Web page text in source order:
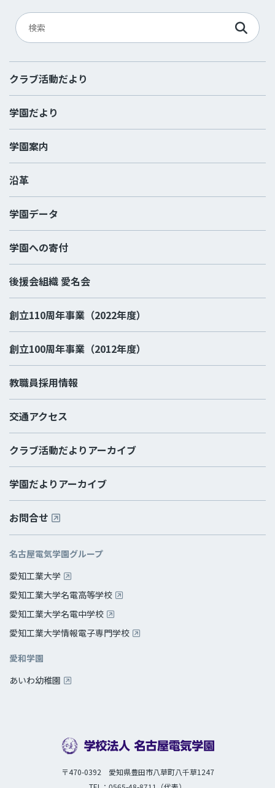
クラブ活動だより
学園だより
学園案内
沿革
学園データ
学園への寄付
後援会組織 愛名会
創立110周年事業（2022年度）
創立100周年事業（2012年度）
教職員採用情報
交通アクセス
クラブ活動だよりアーカイブ
学園だよりアーカイブ
お問合せ
名古屋電気学園グループ
愛知工業大学
愛知工業大学名電高等学校
愛知工業大学名電中学校
愛知工業大学情報電子専門学校
愛和学園
あいわ幼稚園
〒470-0392 愛知県豊田市八草町八千草1247